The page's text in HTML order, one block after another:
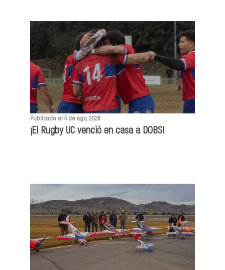
Publicado el 4 de ago, 2026
¡El Rugby UC venció en casa a DOBS!